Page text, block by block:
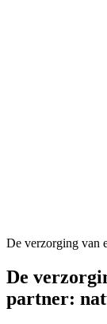
De verzorging van
De
partner: